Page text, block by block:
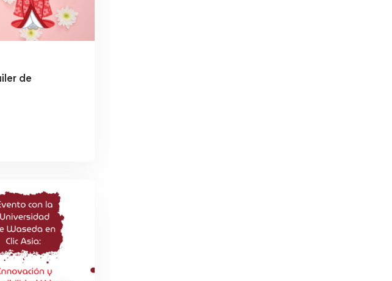
de